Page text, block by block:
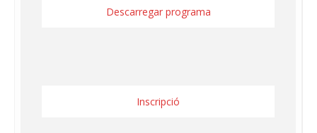
Descarregar programa
Inscripció